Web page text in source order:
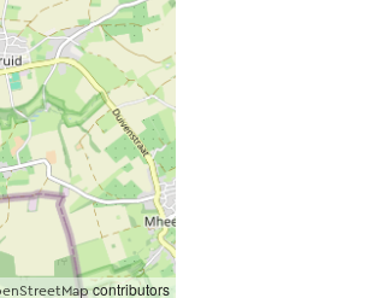
contributors